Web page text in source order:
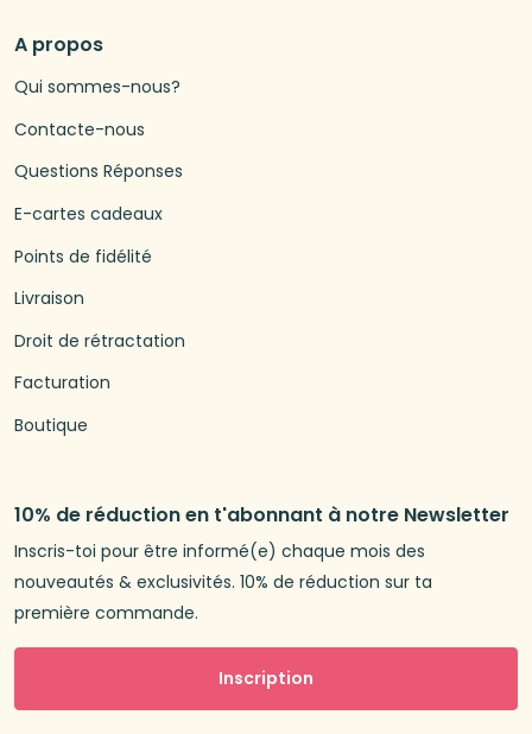
A propos
Qui sommes-nous?
Contacte-nous
Questions Réponses
E-cartes cadeaux
Points de fidélité
Livraison
Droit de rétractation
Facturation
Boutique
10% de réduction en t'abonnant à notre Newsletter
Inscris-toi pour être informé(e) chaque mois des
nouveautés & exclusivités. 10% de réduction sur ta
première commande.
Inscription